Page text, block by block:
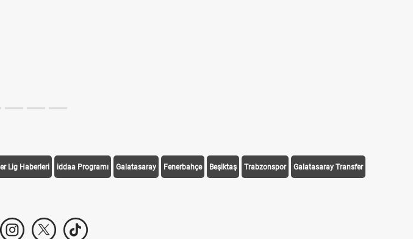
Lig Haberleri iddaa Programı Galatasaray Fenerbahçe Beşiktaş Trabzonspor Galatasaray Transfer